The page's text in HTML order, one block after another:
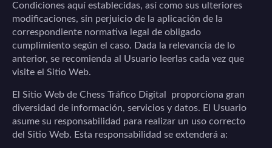
Condiciones aquí establecidas, así como sus ulteriores
modificaciones, sin perjuicio de la aplicación de la
correspondiente normativa legal de obligado
cumplimiento según el caso. Dada la relevancia de lo
anterior, se recomienda al Usuario leerlas cada vez que
visite el Sitio Web.
El Sitio Web de Chess Tráfico Digital
proporciona gran
diversidad de información, servicios y datos. El Usuario
asume su responsabilidad para realizar un uso correcto
del Sitio Web. Esta responsabilidad se extenderá a: